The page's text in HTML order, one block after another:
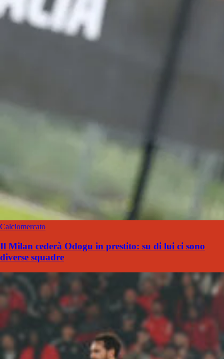
Calciomercato
Il Milan cederà Odogu in prestito: su di lui ci sono
diverse squadre